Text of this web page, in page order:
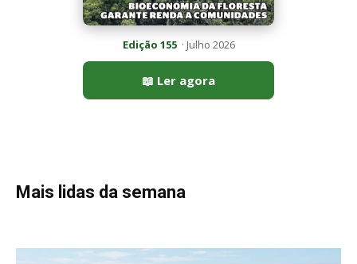
Peixe-lua emerge horizontalmente na superfície oceânica para
permitir que aves marinhas removam ectoparasitas